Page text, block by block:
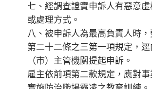
七、經調查證實申訴人有惡意
或處理方式。
八、被申訴人為最高負責人時
第二十二條之三第一項規定，
（市）主管機關提起申訴。
雇主依前項第二款規定，應對事